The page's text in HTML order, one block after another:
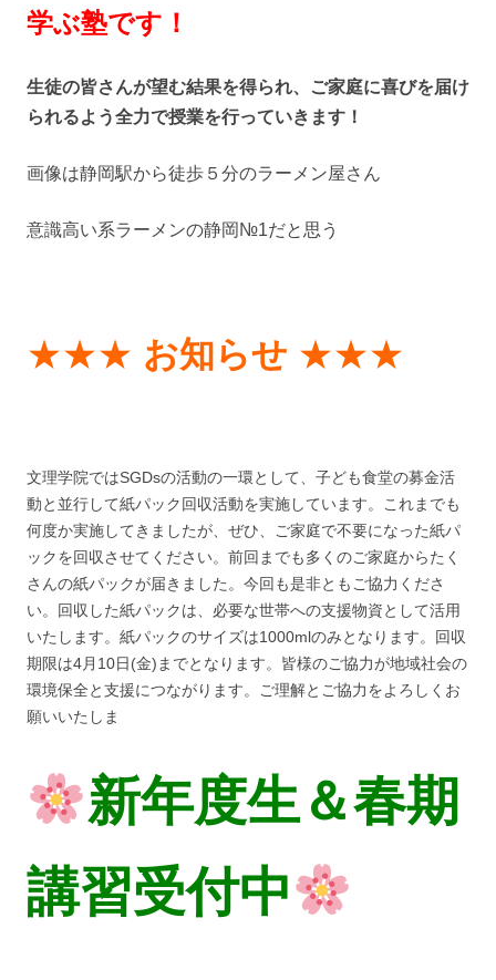
学ぶ塾です！
生徒の皆さんが望む結果を得られ、ご家庭に喜びを届け
られるよう全力で授業を行っていきます！
画像は静岡駅から徒歩５分のラーメン屋さん
意識高い系ラーメンの静岡№1だと思う
★★★ お知らせ ★★★
文理学院ではSGDsの活動の一環として、子ども食堂の募金活
動と並行して紙パック回収活動を実施しています。これまでも
何度か実施してきましたが、ぜひ、ご家庭で不要になった紙パ
ックを回収させてください。前回までも多くのご家庭からたく
さんの紙パックが届きました。今回も是非ともご協力くださ
い。回収した紙パックは、必要な世帯への支援物資として活用
いたします。紙パックのサイズは1000mlのみとなります。回収
期限は4月10日(金)までとなります。皆様のご協力が地域社会の
環境保全と支援につながります。ご理解とご協力をよろしくお
願いいたしま
新年度生＆春期
講習受付中